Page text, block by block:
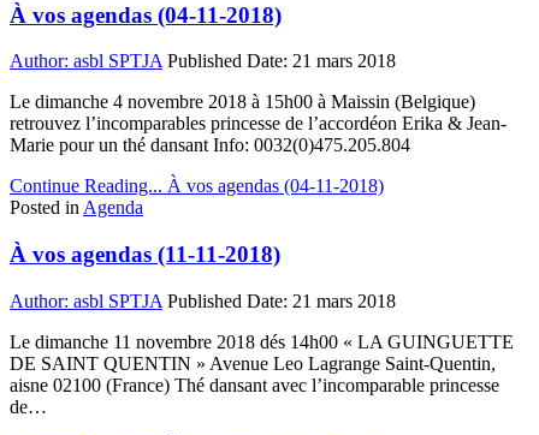
À vos agendas (04-11-2018)
Author: asbl SPTJA Published Date: 21 mars 2018
Le dimanche 4 novembre 2018 à 15h00 à Maissin (Belgique)
retrouvez l’incomparables princesse de l’accordéon Erika & Jean-
Marie pour un thé dansant Info: 0032(0)475.205.804
Continue Reading... À vos agendas (04-11-2018)
Posted in Agenda
À vos agendas (11-11-2018)
Author: asbl SPTJA Published Date: 21 mars 2018
Le dimanche 11 novembre 2018 dés 14h00 « LA GUINGUETTE
DE SAINT QUENTIN » Avenue Leo Lagrange Saint-Quentin,
aisne 02100 (France) Thé dansant avec l’incomparable princesse
de…